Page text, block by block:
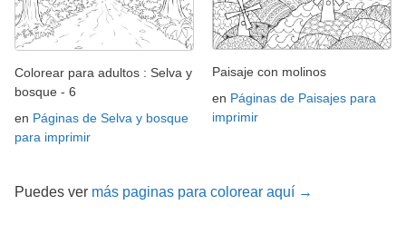
Colorear para adultos : Selva y
bosque - 6
en Páginas de Selva y bosque
para imprimir
Paisaje con molinos
en Páginas de Paisajes para
imprimir
Puedes ver más paginas para colorear aquí →